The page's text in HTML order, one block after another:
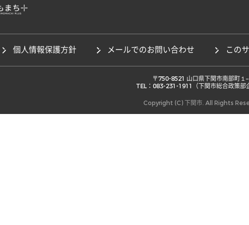
個人情報保護方針 メールでのお問い合わせ この
TEL：083-231-1911（下関市総合政策部
Copyright (C) 下関市. All Rights